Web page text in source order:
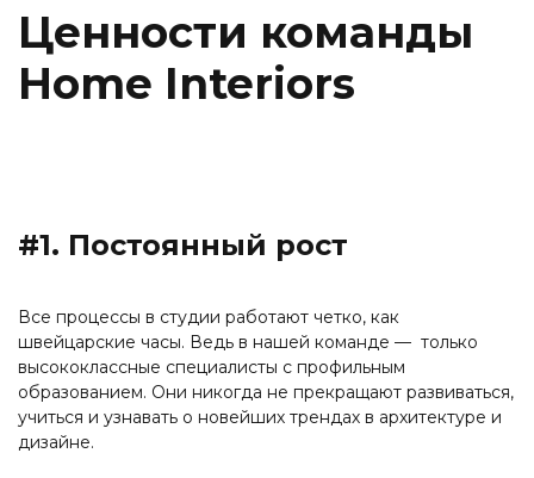
Ценности команды
Home Interiors
#1. Постоянный рост
Все процессы в студии работают четко, как
швейцарские часы. Ведь в нашей команде — только
высококлассные специалисты с профильным
образованием. Они никогда не прекращают развиваться,
учиться и узнавать о новейших трендах в архитектуре и
дизайне.